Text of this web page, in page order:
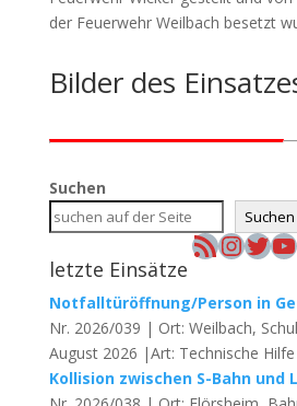
der Feuerwehr Weilbach besetzt
Bilder des
Suchen
Suchen
RSS-Feed
letzte Einsätze
Notfalltüröffnung/Person in
Nr. 2026/039 | Ort: Weilbach,
August 2026 |Art: Technische
Kollision zwischen S-Bahn und